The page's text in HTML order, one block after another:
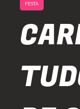
FESTA